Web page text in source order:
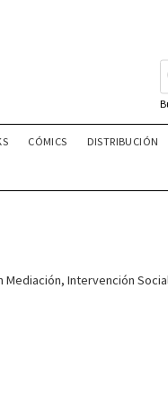
CÓMICS DISTRIBUCIÓN
Intervención